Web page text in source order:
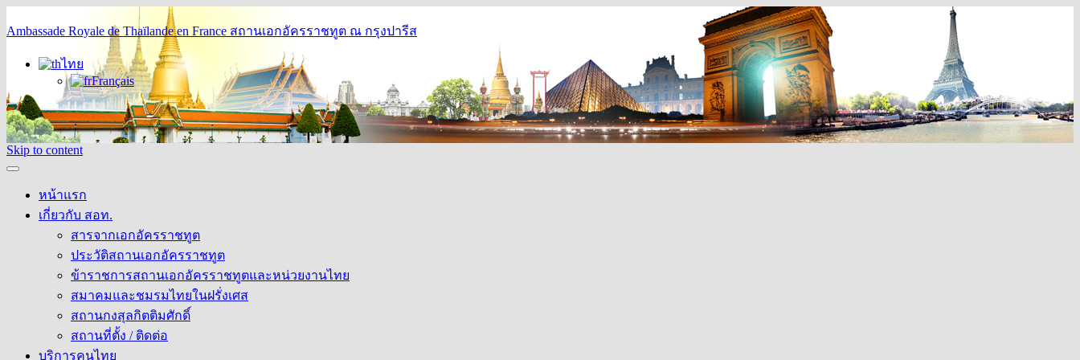
Ambassade Royale de Thaïlande en France สถานเอกอัครราชทูต ณ กรุงปารีส
ไทย
Français
Skip to content
หน้าแรก
เกี่ยวกับ สอท.
สารจากเอกอัครราชทูต
ประวัติสถานเอกอัครราชทูต
ข้าราชการสถานเอกอัครราชทูตและหน่วยงานไทย
สมาคมและชมรมไทยในฝรั่งเศส
สถานกงสุลกิตติมศักดิ์
สถานที่ตั้ง / ติดต่อ
บริการคนไทย